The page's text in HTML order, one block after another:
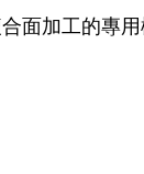
面加工的專用